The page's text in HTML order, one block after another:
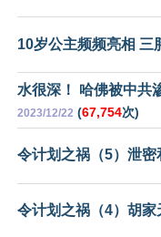
10岁公主频频亮相 三
水很深！ 哈佛被中共
2023/12/22 (67,754次)
令计划之祸（5）泄密
令计划之祸（4）胡家